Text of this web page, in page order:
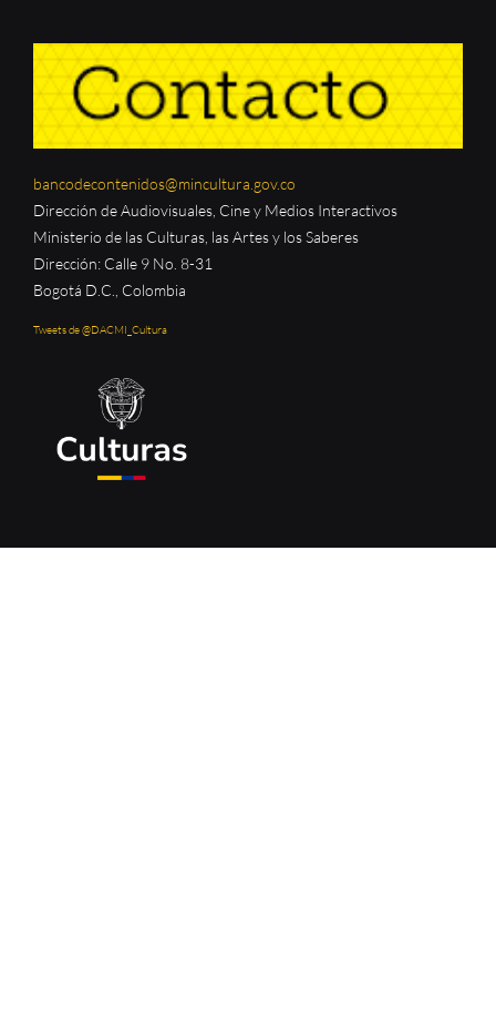
bancodecontenidos@mincultura.gov.co
Dirección de Audiovisuales, Cine y Medios Interactivos
Ministerio de las Culturas, las Artes y los Saberes
Dirección: Calle 9 No. 8-31
Bogotá D.C., Colombia
Tweets de @DACMI_Cultura